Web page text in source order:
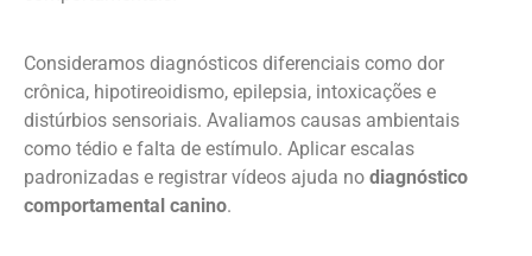
Consideramos diagnósticos diferenciais como dor
crônica, hipotireoidismo, epilepsia, intoxicações e
distúrbios sensoriais. Avaliamos causas ambientais
como tédio e falta de estímulo. Aplicar escalas
padronizadas e registrar vídeos ajuda no diagnóstico
comportamental canino.